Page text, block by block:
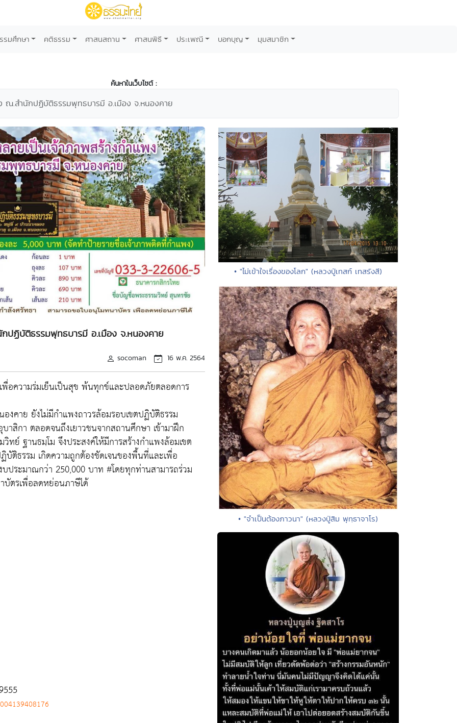
รมศึกษา คติธรรม ศาสนสถาน ศาสนพิธี ประเพณี บอกบุญ มุมสมาชิก
ค้นหาในเว็บไซต์ :
ณ.สำนักปฏิบัติธรรมพุทธบารมี อ.เมือง จ.หนองคาย
ฏิบัติธรรมพุทธบารมี อ.เมือง จ.หนองคาย
socoman 16 พ.ค. 2564
อความร่มเย็นเป็นสุข พ้นทุกข์และปลอดภัยตลอดการ
งคาย ยังไม่มีกำแพงถาวรล้อมรอบเขตปฏิบัติธรรม
สิกา ตลอดจนถึงเยาวชนจากสถานศึกษา เข้ามาฝึก
ย์ ฐานธมฺโม จึงประสงค์ให้มีการสร้างกำแพงล้อมเขต
ติธรรม เกิดความถูกต้องชัดเจนของพื้นที่และเพื่อ
ประมาณกว่า 250,000 บาท #โดยทุกท่านสามารถร่วม
บัตรเพื่อลดหย่อนภาษีได้
• "ไม่เข้าใจเรื่องของโลก" (หลวงปู่เทสก์ เทสรังสี)
• "จำเป็นต้องภาวนา" (หลวงปู่สิม พุทฺธาจาโร)